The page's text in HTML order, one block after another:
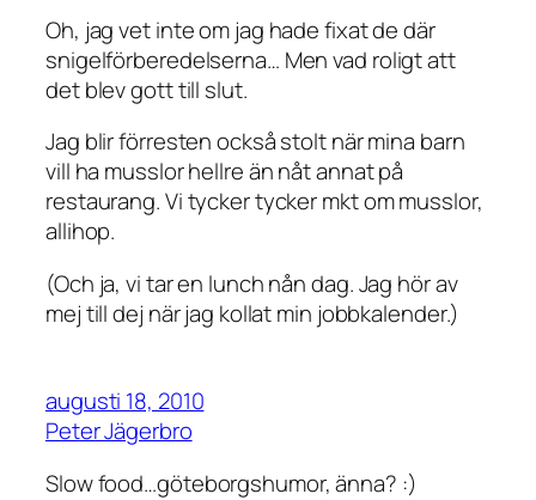
Oh, jag vet inte om jag hade fixat de där
snigelförberedelserna… Men vad roligt att
det blev gott till slut.
Jag blir förresten också stolt när mina barn
vill ha musslor hellre än nåt annat på
restaurang. Vi tycker tycker mkt om musslor,
allihop.
(Och ja, vi tar en lunch nån dag. Jag hör av
mej till dej när jag kollat min jobbkalender.)
augusti 18, 2010
Peter Jägerbro
Slow food…göteborgshumor, änna? :)